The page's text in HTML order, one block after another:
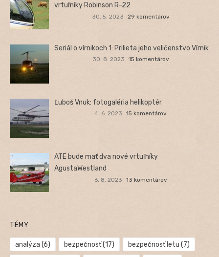
vrtuľníky Robinson R-22
30. 5. 2023 29 komentárov
Seriál o vírnikoch 1: Prilieta jeho veličenstvo Vírnik
30. 8. 2023 15 komentárov
Ľuboš Vnuk: fotogaléria helikoptér
4. 6. 2023 15 komentárov
ATE bude mať dva nové vrtuľníky
AgustaWestland
6. 8. 2023 13 komentárov
TÉMY
analýza (6) bezpečnosť(17) bezpečnosť letu (7)